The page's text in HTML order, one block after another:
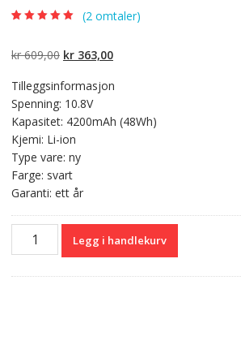
kundevurderinger
(2omtaler)
kr609,00 Opprinnelig
var:
kr 609,00.
kr363,00Nåværende
er:
Tilleggsinformasjon
Spenning: 10.8V
Kapasitet: 4200mAh (48Wh)
Kjemi: Li-ion
Type vare: ny
Farge: svart
Garanti: ett år
Originalt
batteri
Legg i handlekurv